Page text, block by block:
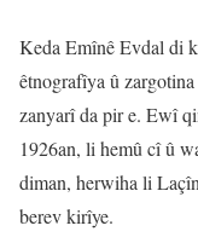
Keda Emînê Evdal di
êtnografîya û
zanyarî da pir e. Ewî
1926an, li hemû cî û
diman, herwiha li
berev kirîye.